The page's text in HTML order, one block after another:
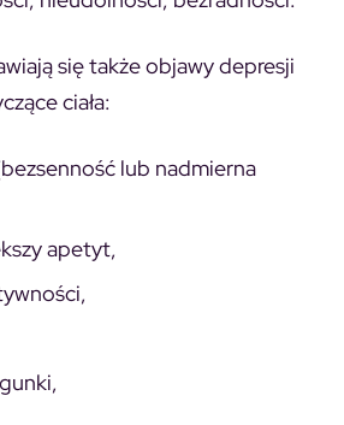
się także objawy depresji
ciała:
lub nadmierna
apetyt,